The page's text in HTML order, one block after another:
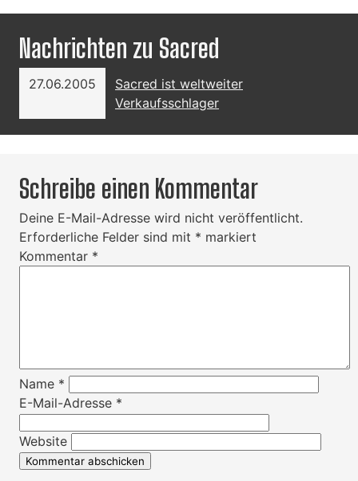
Nachrichten zu Sacred
27.06.2005
Sacred ist weltweiter
Verkaufsschlager
Schreibe einen Kommentar
Deine E-Mail-Adresse wird nicht veröffentlicht.
Erforderliche Felder sind mit * markiert
Kommentar *
Name *
E-Mail-Adresse *
Website